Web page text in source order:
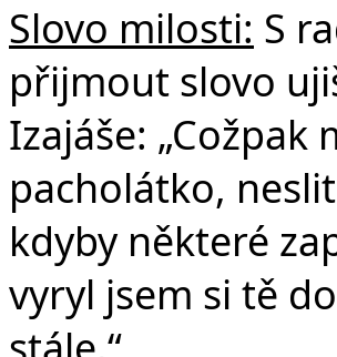
Slovo milosti: S
přijmout slovo
Izajáše: „Cožpak
pacholátko,
kdyby některé
vyryl jsem si tě